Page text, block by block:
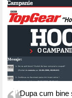
Dupa cum bine